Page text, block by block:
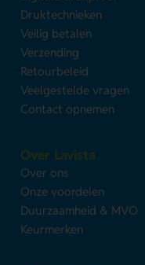
Druktechnieken
Veilig betalen
Verzending
Retourbeleid
Veelgestelde vragen
Contact opnemen
Over Lavista
Over ons
Onze voordelen
Duurzaamheid & MVO
Keurmerken